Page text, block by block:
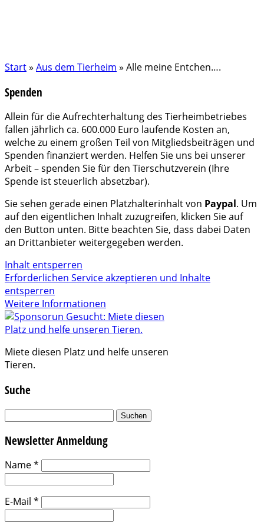
Start» Aus dem Tierheim » Alle meine Entchen….
Spenden
Allein für die Aufrechterhaltung des Tierheimbetriebes
fallen jährlich ca. 600.000 Euro laufende Kosten an,
welche zu einem großen Teil von Mitgliedsbeiträgen und
Spenden finanziert werden. Helfen Sie uns bei unserer
Arbeit – spenden Sie für den Tierschutzverein (Ihre
Spende ist steuerlich absetzbar).
Sie sehen gerade einen Platzhalterinhalt von Paypal. Um
auf den eigentlichen Inhalt zuzugreifen, klicken Sie auf
den Button unten. Bitte beachten Sie, dass dabei Daten
an Drittanbieter weitergegeben werden.
Inhalt entsperren
Erforderlichen Service akzeptieren und Inhalte
entsperren
Weitere Informationen
Miete diesen Platz und helfe unseren
Tieren.
Suche
Suchen
Newsletter Anmeldung
Name*
E-Mail *